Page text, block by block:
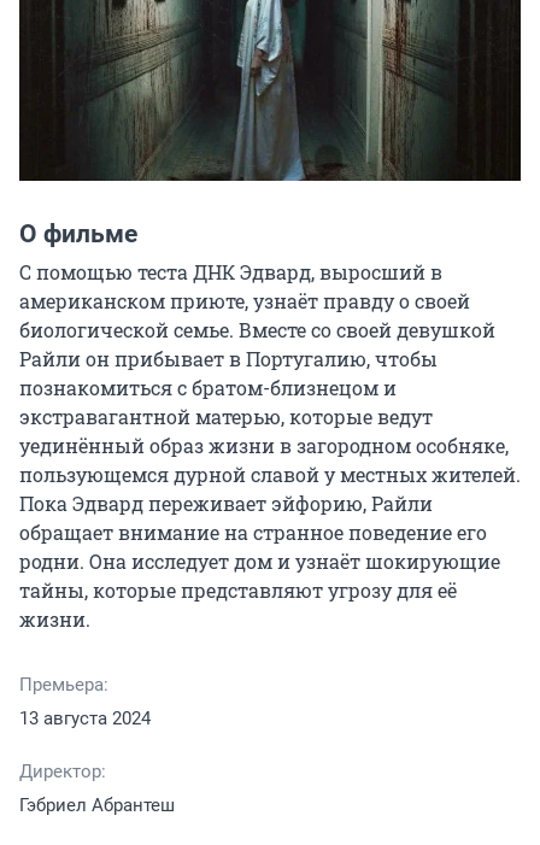
О фильме
С помощью теста ДНК Эдвард, выросший в
американском приюте, узнаёт правду о своей
биологической семье. Вместе со своей девушкой
Райли он прибывает в Португалию, чтобы
познакомиться с братом-близнецом и
экстравагантной матерью, которые ведут
уединённый образ жизни в загородном особняке,
пользующемся дурной славой у местных жителей.
Пока Эдвард переживает эйфорию, Райли
обращает внимание на странное поведение его
родни. Она исследует дом и узнаёт шокирующие
тайны, которые представляют угрозу для её
жизни.
Премьера:
13 августа 2024
Директор:
Гэбриел Абрантеш